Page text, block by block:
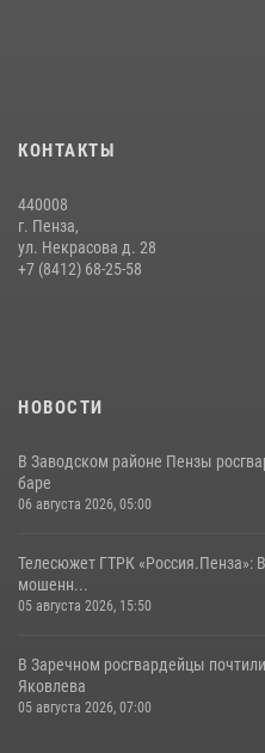
Пучков посетил 55-й
11 июля 2026, 10:00
Сотрудники пензенского ОМОН
КОНТАКТЫ
440008
г. Пенза,
ул. Некрасова д. 28
+7 (8412) 68-25-58
НОВОСТИ
В Заводском районе Пензы
баре
06 августа 2026, 05:00
Телесюжет ГТРК «Россия.Пенза»:
мошенн...
05 августа 2026, 15:50
В Заречном росгвардейцы
Яковлева
05 августа 2026, 07:00